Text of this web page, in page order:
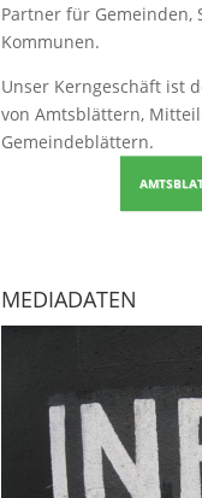
Partner für Gemeinden,
Kommunen.
Unser Kerngeschäft ist
von Amtsblättern,
Gemeindeblättern.
MEDIADATEN